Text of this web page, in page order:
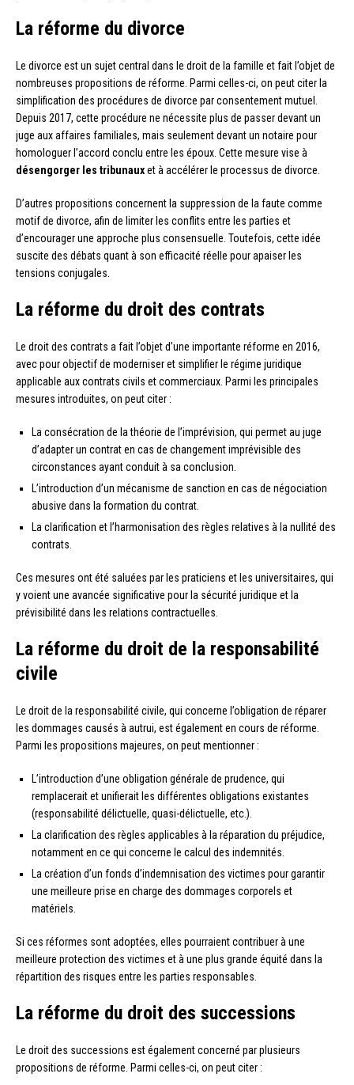
La réforme du divorce
Le divorce est un sujet central dans le droit de la famille et fait l’objet de
nombreuses propositions de réforme. Parmi celles-ci, on peut citer la
simplification des procédures de divorce par consentement mutuel.
Depuis 2017, cette procédure ne nécessite plus de passer devant un
juge aux affaires familiales, mais seulement devant un notaire pour
homologuer l’accord conclu entre les époux. Cette mesure vise à
désengorger les tribunauxet à accélérer le processus de divorce.
D’autres propositions concernent la suppression de la faute comme
motif de divorce, afin de limiter les conflits entre les parties et
d’encourager une approche plus consensuelle. Toutefois, cette idée
suscite des débats quant à son efficacité réelle pour apaiser les
tensions conjugales.
La réforme du droit des contrats
Le droit des contrats a fait l’objet d’une importante réforme en 2016,
avec pour objectif de moderniser et simplifier le régime juridique
applicable aux contrats civils et commerciaux. Parmi les principales
mesures introduites, on peut citer :
La consécration de la théorie de l’imprévision, qui permet au juge
d’adapter un contrat en cas de changement imprévisible des
circonstances ayant conduit à sa conclusion.
L’introduction d’un mécanisme de sanction en cas de négociation
abusive dans la formation du contrat.
La clarification et l’harmonisation des règles relatives à la nullité des
contrats.
Ces mesures ont été saluées par les praticiens et les universitaires, qui
y voient une avancée significative pour la sécurité juridique et la
prévisibilité dans les relations contractuelles.
La réforme du droit de la responsabilité
civile
Le droit de la responsabilité civile, qui concerne l’obligation de réparer
les dommages causés à autrui, est également en cours de réforme.
Parmi les propositions majeures, on peut mentionner :
L’introduction d’une obligation générale de prudence, qui
remplacerait et unifierait les différentes obligations existantes
(responsabilité délictuelle, quasi-délictuelle, etc.).
La clarification des règles applicables à la réparation du préjudice,
notamment en ce qui concerne le calcul des indemnités.
La création d’un fonds d’indemnisation des victimes pour garantir
une meilleure prise en charge des dommages corporels et
matériels.
Si ces réformes sont adoptées, elles pourraient contribuer à une
meilleure protection des victimes et à une plus grande équité dans la
répartition des risques entre les parties responsables.
La réforme du droit des successions
Le droit des successions est également concerné par plusieurs
propositions de réforme. Parmi celles-ci, on peut citer :